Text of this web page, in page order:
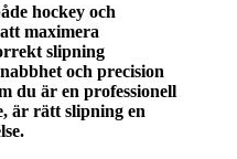
hockey och
maximera
slipning
och precision
du är en professionell
är rätt slipning en